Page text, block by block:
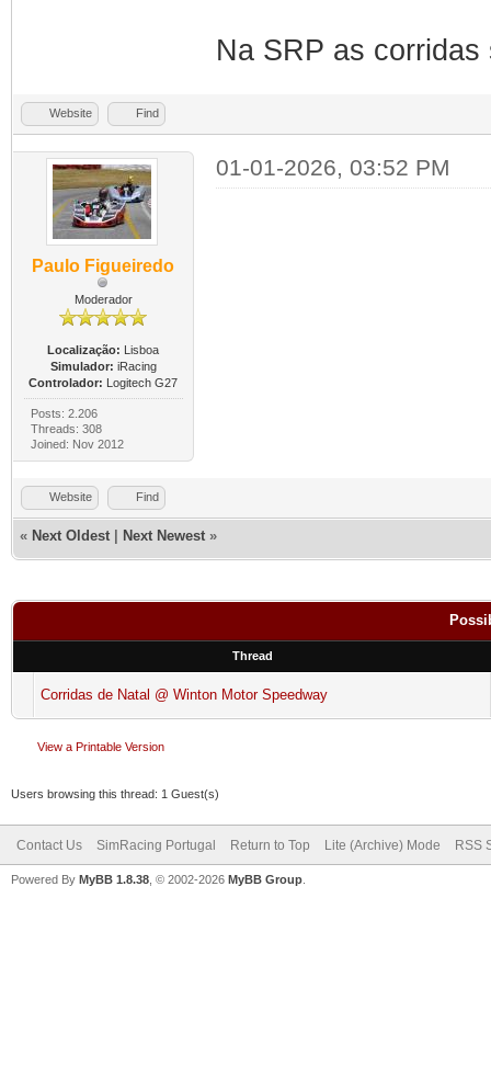
Na SRP as
Website Find
Paulo Figueiredo
Moderador
Localização: Lisboa
Simulador: iRacing
Controlador: Logitech G27
Posts: 2.206
Threads: 308
Joined: Nov 2012
01-01-2026, 03:52 PM
Website Find
« Next Oldest Next Newest »
Thread
Corridas de Natal @ Winton Motor Speedway
View a Printable Version
Users browsing this thread: 1 Guest(s)
Contact Us SimRacing Portugal Return to Top Lite (Archive) Mode RSS
Powered By MyBB 1.8.38 , © 2002-2026 MyBB Group